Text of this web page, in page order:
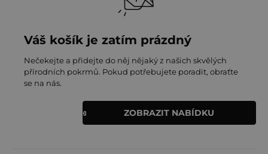
Váš košík je zatím prázdný
Nečekejte a přidejte do něj nějaký z našich skvělých
přírodních pokrmů. Pokud potřebujete poradit, obraťte
se na nás.
ZOBRAZIT NABÍDKU